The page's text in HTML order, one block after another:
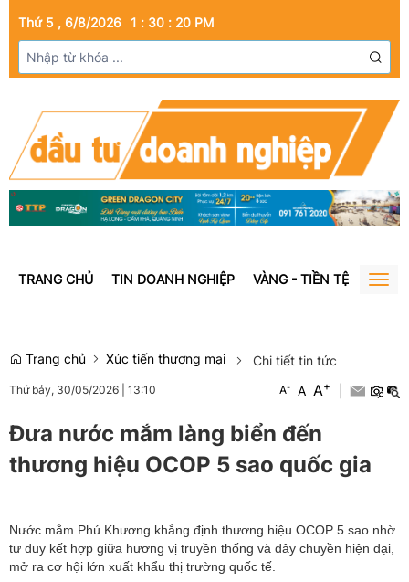
Thứ 5 , 6/8/2026 1 : 30 : 22PM
TRANG CHỦ TIN DOANH NGHIỆP VÀNG - TIỀN TỆ BẤT
Trang chủ Xúc tiến thương mại Chi tiết tin tức
Thứ bảy, 30/05/2026 13:10 A- A A+
Đưa nước mắm làng biển đến
thương hiệu OCOP 5 sao quốc gia
Nước mắm Phú Khương khẳng định thương hiệu OCOP 5 sao nhờ
tư duy kết hợp giữa hương vị truyền thống và dây chuyền hiện đại,
mở ra cơ hội lớn xuất khẩu thị trường quốc tế.